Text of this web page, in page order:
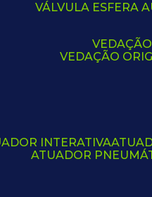
VÁLVULA ESFERA
VEDAÇÃO
INTERATIVA
ATUADOR